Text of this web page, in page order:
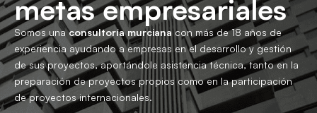
metas empresariales
Somos unaconsultoría murcianacon más de 18 años de
experiencia ayudando a empresas en el desarrollo y gestión
de sus proyectos, aportándole asistencia técnica, tanto en la
preparación de proyectos propios como en la participación
de proyectos internacionales.